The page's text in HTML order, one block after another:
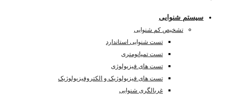
سیستم شنوایی
تشخیص کم شنوایی
تست شنوایی استاندارد
تست تمپانومتری
تست های فیزیولوژی
تست های فیزیولوژیک و الکتروفیزیولوژیک
غربالگری شنوایی